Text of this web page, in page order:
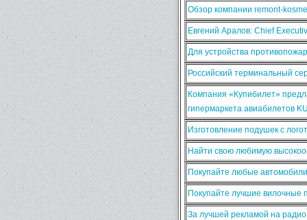
Обзор компании remont-
Евгений Аралов: Chief
Для устройства
Российский терминальный
Компания «Купибилет»
гипермаркета авиабилетов
Изготовление подушек с
Найти свою любимую
Покупайте любые
Покупайте лучшие вилочные
За лучшей рекламой на